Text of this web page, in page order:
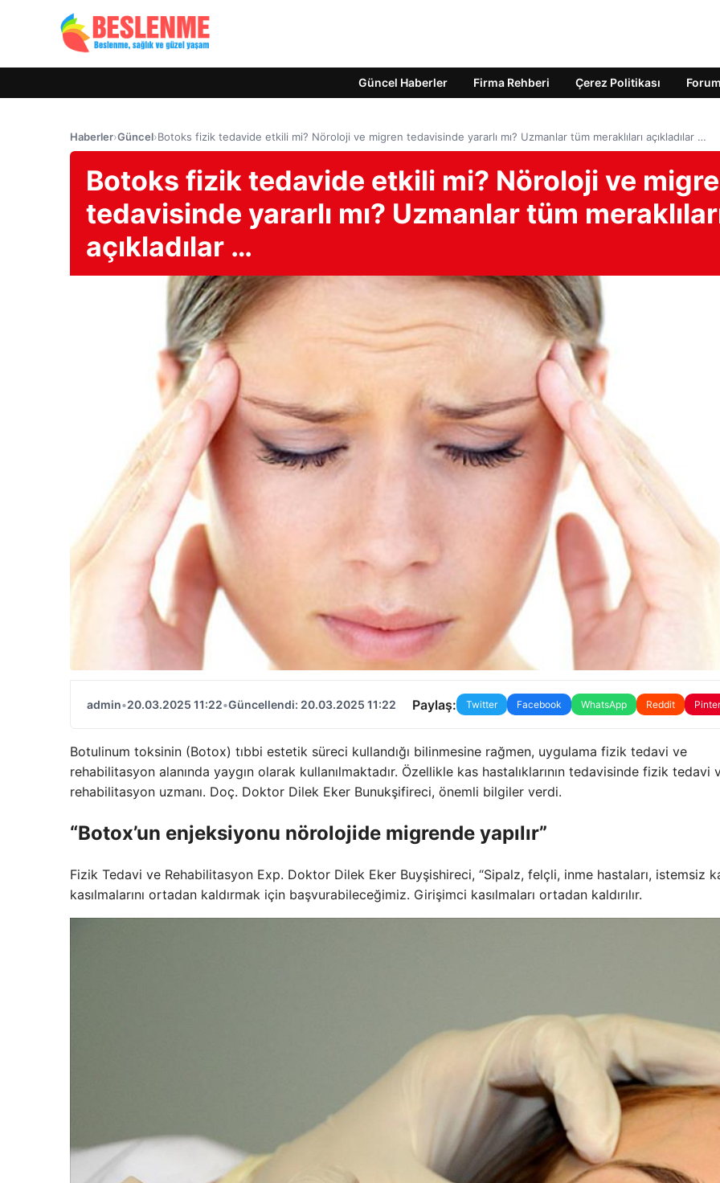
Güncel Haberler Firma Rehberi Çerez Politikası Forum
Haberler›Güncel›Botoks fizik tedavide etkili mi? Nöroloji ve migren tedavisinde yararlı mı? Uzmanlar tüm meraklıları açıkladılar …
Botoks fizik tedavide etkili mi? Nöroloji ve
tedavisinde yararlı mı? Uzmanlar tüm
açıkladılar …
admin•20.03.2025 11:22•Güncellendi: 20.03.2025 11:22 Paylaş: Twitter Facebook WhatsApp Reddit
Botulinum toksinin (Botox) tıbbi estetik süreci kullandığı bilinmesine rağmen, uygulama fizik tedavi ve
rehabilitasyon alanında yaygın olarak kullanılmaktadır. Özellikle kas hastalıklarının tedavisinde fizik tedavi
rehabilitasyon uzmanı. Doç. Doktor Dilek Eker Bunukşifireci, önemli bilgiler verdi.
“Botox’un enjeksiyonu nörolojide migrende yapılır”
Fizik Tedavi ve Rehabilitasyon Exp. Doktor Dilek Eker Buyşishireci, “Sipalz, felçli, inme hastaları, istemsiz
kasılmalarını ortadan kaldırmak için başvurabileceğimiz. Girişimci kasılmaları ortadan kaldırılır.